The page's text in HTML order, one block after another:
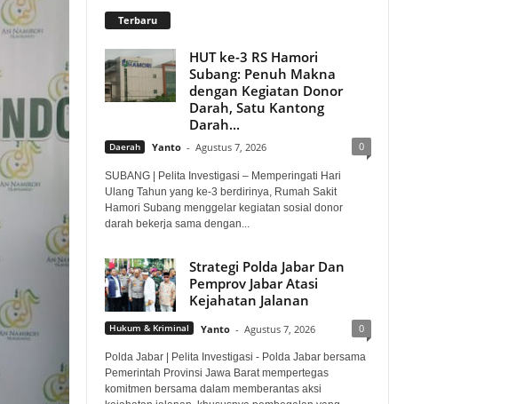
Terbaru
HUT ke-3 RS Hamori
Subang: Penuh Makna
dengan Kegiatan Donor
Darah, Satu Kantong
Darah...
Daerah Yanto - Agustus 7, 2026 0
SUBANG | Pelita Investigasi – Memperingati Hari
Ulang Tahun yang ke-3 berdirinya, Rumah Sakit
Hamori Subang menggelar kegiatan sosial donor
darah bekerja sama dengan...
Strategi Polda Jabar Dan
Pemprov Jabar Atasi
Kejahatan Jalanan
Hukum & Kriminal Yanto - Agustus 7, 2026 0
Polda Jabar | Pelita Investigasi - Polda Jabar bersama
Pemerintah Provinsi Jawa Barat mempertegas
komitmen bersama dalam memberantas aksi